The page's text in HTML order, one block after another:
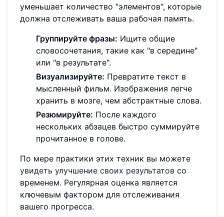
уменьшает количество "элементов", которые
должна отслеживать ваша рабочая память.
Группируйте фразы: Ищите общие
словосочетания, такие как "в середине"
или "в результате".
Визуализируйте: Превратите текст в
мысленный фильм. Изображения легче
хранить в мозге, чем абстрактные слова.
Резюмируйте: После каждого
нескольких абзацев быстро суммируйте
прочитанное в голове.
По мере практики этих техник вы можете
увидеть улучшение своих результатов со
временем. Регулярная оценка является
ключевым фактором для отслеживания
вашего прогресса.